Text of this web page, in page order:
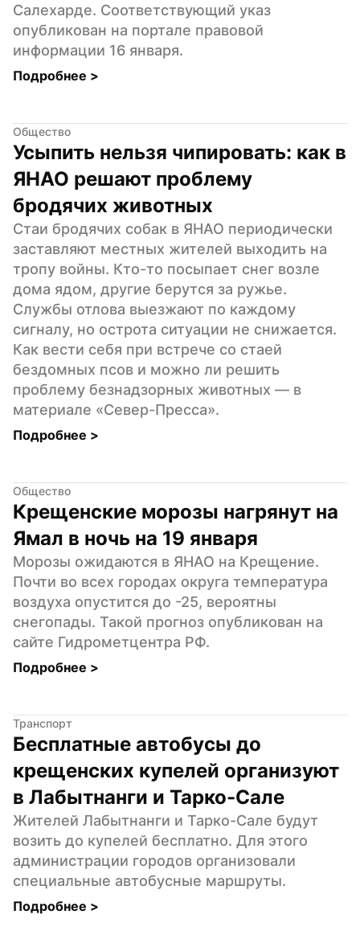
Салехарде. Соответствующий указ
опубликован на портале правовой
информации 16 января.
Подробнее >
Общество
Усыпить нельзя чипировать: как в
ЯНАО решают проблему
бродячих животных
Стаи бродячих собак в ЯНАО периодически
заставляют местных жителей выходить на
тропу войны. Кто-то посыпает снег возле
дома ядом, другие берутся за ружье.
Службы отлова выезжают по каждому
сигналу, но острота ситуации не снижается.
Как вести себя при встрече со стаей
бездомных псов и можно ли решить
проблему безнадзорных животных — в
материале «Север-Пресса».
Подробнее >
Общество
Крещенские морозы нагрянут на
Ямал в ночь на 19 января
Морозы ожидаются в ЯНАО на Крещение.
Почти во всех городах округа температура
воздуха опустится до -25, вероятны
снегопады. Такой прогноз опубликован на
сайте Гидрометцентра РФ.
Подробнее >
Транспорт
Бесплатные автобусы до
крещенских купелей организуют
в Лабытнанги и Тарко-Сале
Жителей Лабытнанги и Тарко-Сале будут
возить до купелей бесплатно. Для этого
администрации городов организовали
специальные автобусные маршруты.
Подробнее >